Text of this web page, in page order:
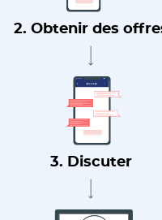
2. Obtenir des
3. Discuter